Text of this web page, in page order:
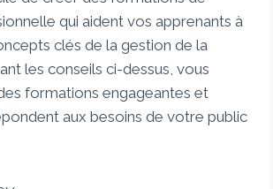
qui aident vos apprenants à
clés de la gestion de la
les conseils ci-dessus, vous
formations engageantes et
aux besoins de votre public